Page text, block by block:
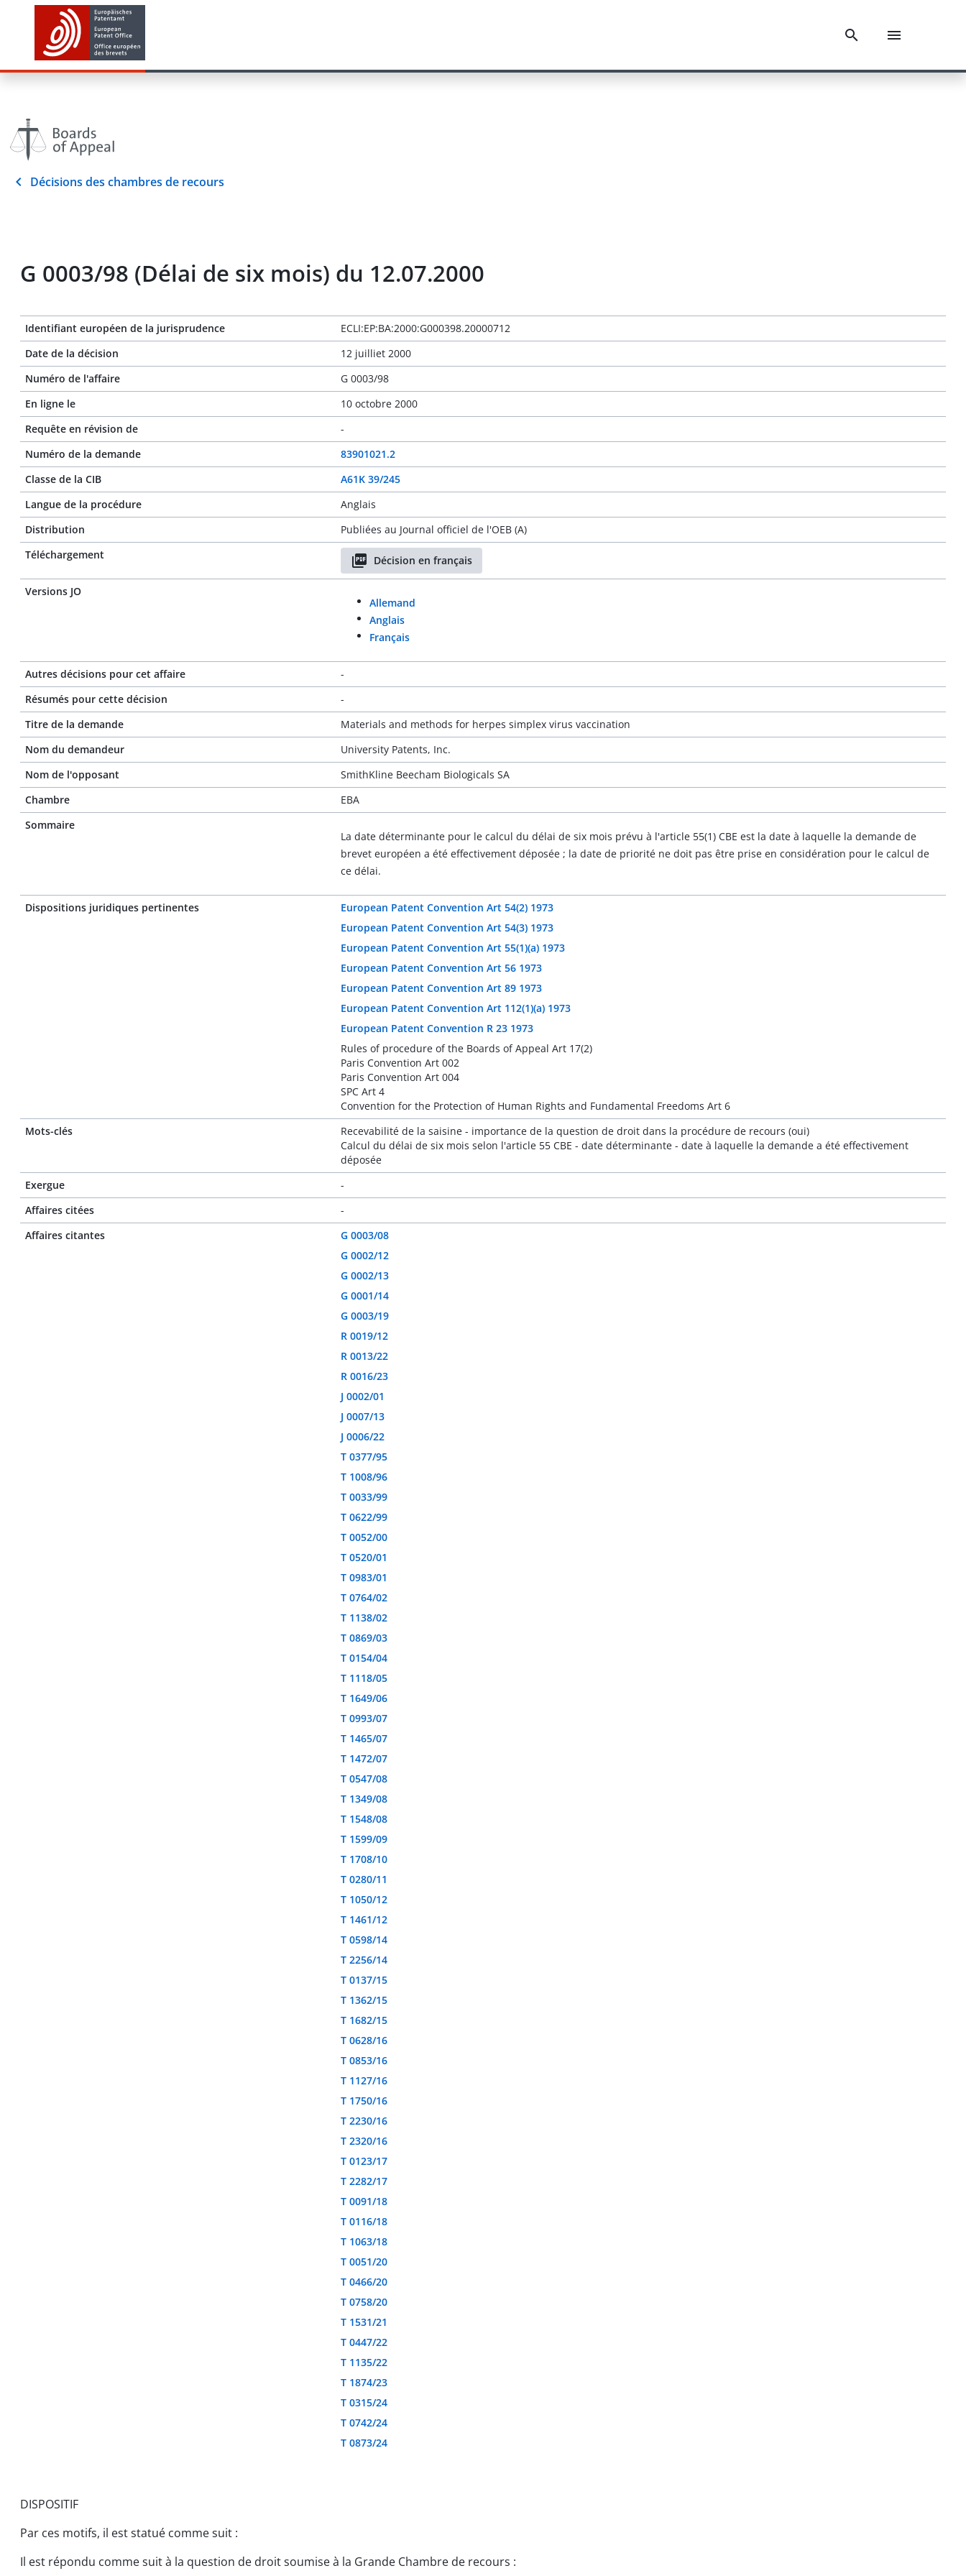
Décisions des chambres de recours
G 0003/98 (Délai de six mois) du 12.07.2000
Identifiant européen de la jurisprudence
ECLI:EP:BA:2000:G000398.20000712
Date de la décision
12 juilliet 2000
Numéro de l'affaire
G 0003/98
En ligne le
10 octobre 2000
Requête en révision de
-
Numéro de la demande
83901021.2
Classe de la CIB
A61K 39/245
Langue de la procédure
Anglais
Distribution
Publiées au Journal officiel de l'OEB (A)
Téléchargement
Décision en français
Versions JO
Allemand
Anglais
Français
Autres décisions pour cet affaire
-
Résumés pour cette décision
-
Titre de la demande
Materials and methods for herpes simplex virus vaccination
Nom du demandeur
University Patents, Inc.
Nom de l'opposant
SmithKline Beecham Biologicals SA
Chambre
EBA
Sommaire
La date déterminante pour le calcul du délai de six mois prévu à l'article 55(1) CBE est la date à laquelle la demande de
brevet européen a été effectivement déposée ; la date de priorité ne doit pas être prise en considération pour le calcul de
ce délai.
Dispositions juridiques pertinentes
European Patent Convention Art 54(2) 1973
European Patent Convention Art 54(3) 1973
European Patent Convention Art 55(1)(a) 1973
European Patent Convention Art 56 1973
European Patent Convention Art 89 1973
European Patent Convention Art 112(1)(a) 1973
European Patent Convention R 23 1973
Rules of procedure of the Boards of Appeal Art 17(2)
Paris Convention Art 002
Paris Convention Art 004
SPC Art 4
Convention for the Protection of Human Rights and Fundamental Freedoms Art 6
Mots-clés
Recevabilité de la saisine - importance de la question de droit dans la procédure de recours (oui)
Calcul du délai de six mois selon l'article 55 CBE - date déterminante - date à laquelle la demande a été effectivement
déposée
Exergue
-
Affaires citées
-
Affaires citantes
G 0003/08
G 0002/12
G 0002/13
G 0001/14
G 0003/19
R 0019/12
R 0013/22
R 0016/23
J 0002/01
J 0007/13
J 0006/22
T 0377/95
T 1008/96
T 0033/99
T 0622/99
T 0052/00
T 0520/01
T 0983/01
T 0764/02
T 1138/02
T 0869/03
T 0154/04
T 1118/05
T 1649/06
T 0993/07
T 1465/07
T 1472/07
T 0547/08
T 1349/08
T 1548/08
T 1599/09
T 1708/10
T 0280/11
T 1050/12
T 1461/12
T 0598/14
T 2256/14
T 0137/15
T 1362/15
T 1682/15
T 0628/16
T 0853/16
T 1127/16
T 1750/16
T 2230/16
T 2320/16
T 0123/17
T 2282/17
T 0091/18
T 0116/18
T 1063/18
T 0051/20
T 0466/20
T 0758/20
T 1531/21
T 0447/22
T 1135/22
T 1874/23
T 0315/24
T 0742/24
T 0873/24
DISPOSITIF
Par ces motifs, il est statué comme suit :
Il est répondu comme suit à la question de droit soumise à la Grande Chambre de recours :